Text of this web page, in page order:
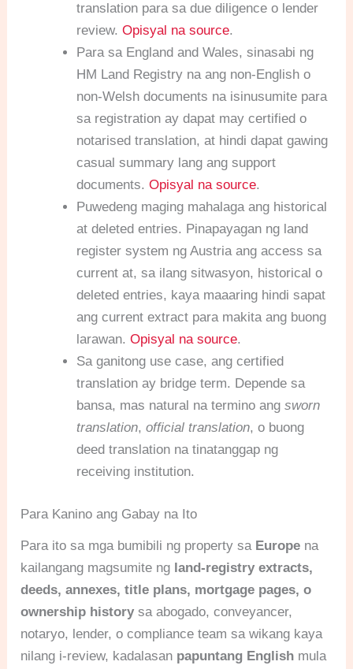
translation para sa due diligence o lender
review.Opisyal na source.
Para sa England and Wales, sinasabi ng
HM Land Registry na ang non-English o
non-Welsh documents na isinusumite para
sa registration ay dapat may certified o
notarised translation, at hindi dapat gawing
casual summary lang ang support
documents.Opisyal na source.
Puwedeng maging mahalaga ang historical
at deleted entries. Pinapayagan ng land
register system ng Austria ang access sa
current at, sa ilang sitwasyon, historical o
deleted entries, kaya maaaring hindi sapat
ang current extract para makita ang buong
larawan.Opisyal na source.
Sa ganitong use case, ang certified
translation ay bridge term. Depende sa
bansa, mas natural na termino angsworn
translation,official translation, o buong
deed translation na tinatanggap ng
receiving institution.
Para Kanino ang Gabay na Ito
Para ito sa mga bumibili ng property sa Europe na
kailangang magsumite ng land-registry extracts,
deeds, annexes, title plans, mortgage pages, o
ownership history sa abogado, conveyancer,
notaryo, lender, o compliance team sa wikang kaya
nilang i-review, kadalasan papuntang English mula